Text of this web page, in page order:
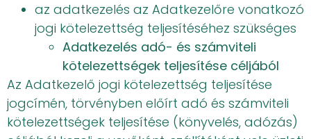
az adatkezelés az Adatkezelőre vonatkozó
jogi kötelezettség teljesítéséhez szükséges
Adatkezelés adó- és számviteli
kötelezettségek teljesítése céljából
Az Adatkezelő jogi kötelezettség teljesítése
jogcímén, törvényben előírt adó és számviteli
kötelezettségek teljesítése (könyvelés, adózás)